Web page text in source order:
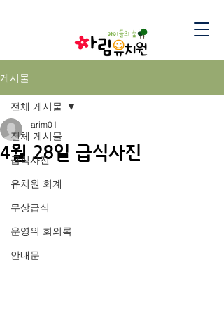
게시물
전체 게시물
급식사진
유치원 회계
무상급식
운영위 회의록
안내문
전체 게시물
4월 28일 급식사진
arim01